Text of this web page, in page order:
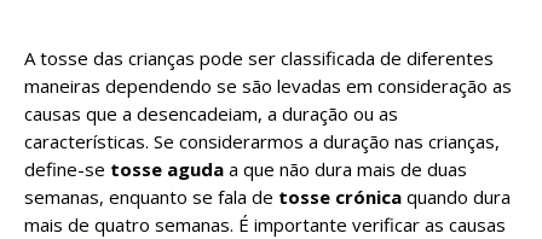
A tosse das crianças pode ser classificada de diferentes
maneiras dependendo se são levadas em consideração as
causas que a desencadeiam, a duração ou as
características. Se considerarmos a duração nas crianças,
define-se tosse aguda a que não dura mais de duas
semanas, enquanto se fala de tosse crónica quando dura
mais de quatro semanas. É importante verificar as causas